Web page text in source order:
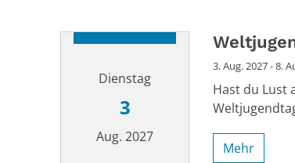
Dienstag
3
Aug. 2027
3. Aug. 2027 - 8.
Hast du Lust
Mehr